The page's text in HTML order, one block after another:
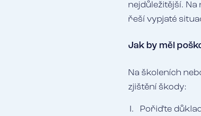
nejdůležitější.
řeší vypjaté
Jak by měl
Na školeních
zjištění škody:
Pořiďte